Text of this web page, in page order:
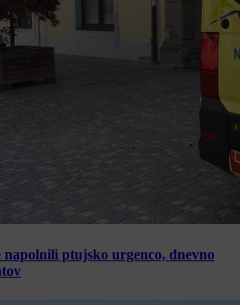
ptujsko urgenco, dnevno